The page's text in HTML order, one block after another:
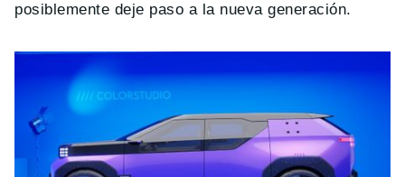
posiblemente deje paso a la nueva generación.